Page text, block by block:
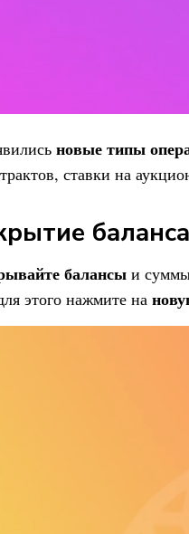
новые типы
ставки на
баланса
балансы и
этого нажмите на